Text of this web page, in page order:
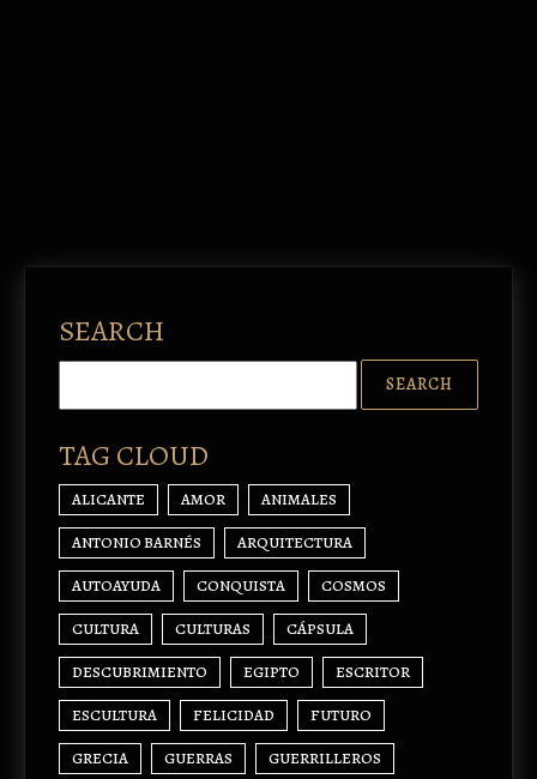
SEARCH
TAG CLOUD
ALICANTE AMOR ANIMALES
ANTONIO BARNÉS ARQUITECTURA
AUTOAYUDA CONQUISTA COSMOS
CULTURA CULTURAS CÁPSULA
DESCUBRIMIENTO EGIPTO ESCRITOR
ESCULTURA FELICIDAD FUTURO
GRECIA GUERRAS GUERRILLEROS